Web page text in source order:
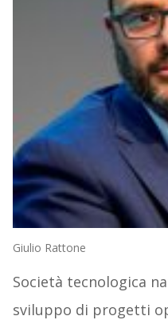
Giulio Rattone
Società tecnologica
sviluppo di progetti